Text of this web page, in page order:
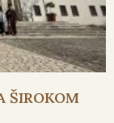
ŠIROKOM